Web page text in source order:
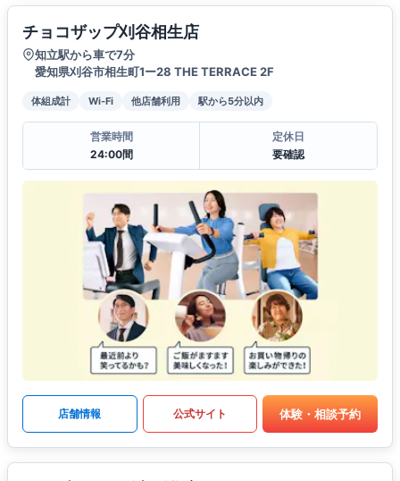
チョコザップ刈谷相生店
知立駅から車で7分
愛知県刈谷市相生町1ー28 THE TERRACE 2F
体組成計 Wi-Fi 他店舗利用 駅から5分以内
営業時間
24:00間
定休日
要確認
店舗情報 公式サイト 体験・相談予約